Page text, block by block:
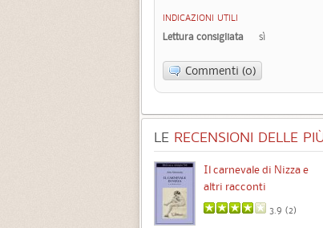
INDICAZIONI UTILI
Lettura consigliata sì
Commenti (0)
LE RECENSIONI DELLE
Il carnevale di Nizza e
altri racconti
3.9 (2)